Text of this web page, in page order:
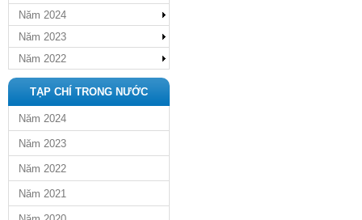
Năm 2024
Năm 2023
Năm 2022
TẠP CHÍ TRONG NƯỚC
Năm 2024
Năm 2023
Năm 2022
Năm 2021